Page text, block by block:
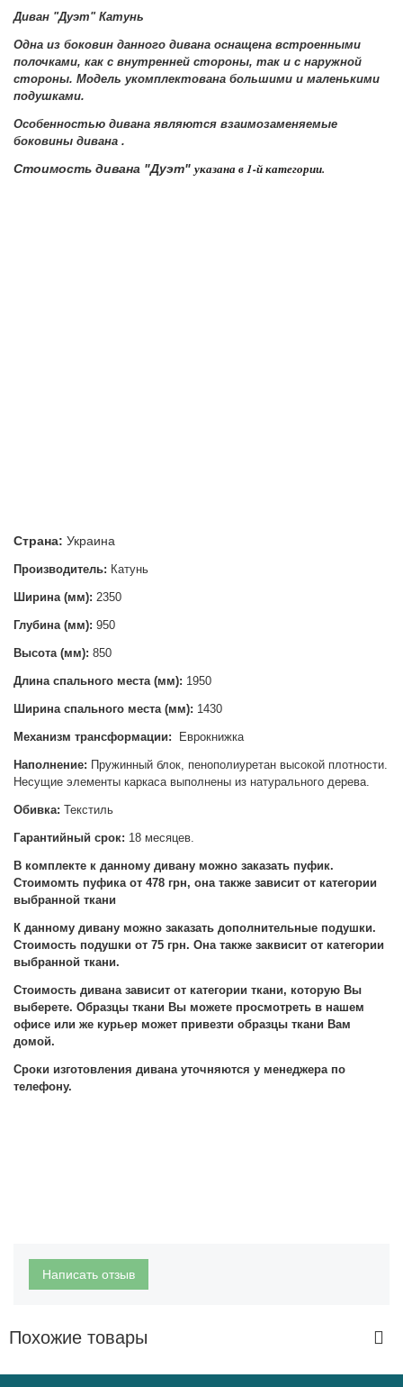
Диван "Дуэт" Катунь
Одна из боковин данного дивана оснащена встроенными
полочками, как с внутренней стороны, так и с наружной
стороны. Модель укомплектована большими и маленькими
подушками.
Особенностью дивана являются взаимозаменяемые
боковины дивана .
Стоимость дивана "Дуэт" указана в 1-й категории.
Страна: Украина
Производитель: Катунь
Ширина (мм): 2350
Глубина (мм): 950
Высота (мм): 850
Длина спального места (мм): 1950
Ширина спального места (мм): 1430
Механизм трансформации: Еврокнижка
Наполнение: Пружинный блок, пенополиуретан высокой плотности.
Несущие элементы каркаса выполнены из натурального дерева.
Обивка: Текстиль
Гарантийный срок: 18 месяцев.
В комплекте к данному дивану можно заказать пуфик.
Стоимомть пуфика от 478 грн, она также зависит от категории
выбранной ткани
К данному дивану можно заказать дополнительные подушки.
Стоимость подушки от 75 грн. Она также заквисит от категории
выбранной ткани.
Стоимость дивана зависит от категории ткани, которую Вы
выберете. Образцы ткани Вы можете просмотреть в нашем
офисе или же курьер может привезти образцы ткани Вам
домой.
Сроки изготовления дивана уточняются у менеджера по
телефону.
Написать отзыв
Похожие товары